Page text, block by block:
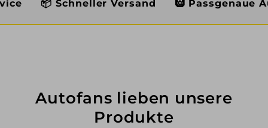
Versand 🛞 Passgenaue Auswahl
Autofans lieben unsere
Produkte